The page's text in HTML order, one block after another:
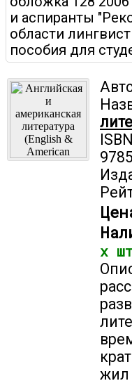
и аспиранты
области
пособия для
х
жил